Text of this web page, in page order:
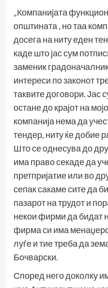
„Компанијата
општината , но таа
досега на ниту еден
каде што јас сум
заменик
интереси по законот
таквите договори. Јас
остане до крајот на
компанија нема да
тендер, ниту ќе добие
Што се однесува до
има право секаде да
претпријатие или во
сепак сакаме сите да
пазарот на трудот и
некои фирми да бидат
фирма си има
луѓе и тие треба да
Бочварски.
Според него доколку